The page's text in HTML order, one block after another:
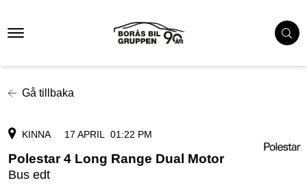
Gå tillbaka
KINNA 17 APRIL 01:22 PM
Polestar 4 Long Range Dual Motor
Bus edt